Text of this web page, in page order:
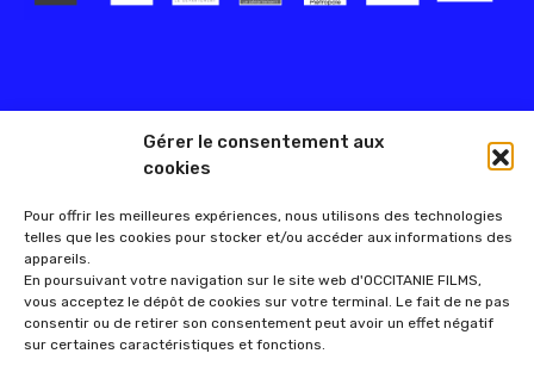
Gérer le consentement aux
cookies
Pour offrir les meilleures expériences, nous utilisons des technologies
telles que les cookies pour stocker et/ou accéder aux informations des
appareils.
En poursuivant votre navigation sur le site web d'OCCITANIE FILMS,
vous acceptez le dépôt de cookies sur votre terminal. Le fait de ne pas
consentir ou de retirer son consentement peut avoir un effet négatif
sur certaines caractéristiques et fonctions.